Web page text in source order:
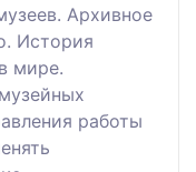
Архивное
История
мире.
работы